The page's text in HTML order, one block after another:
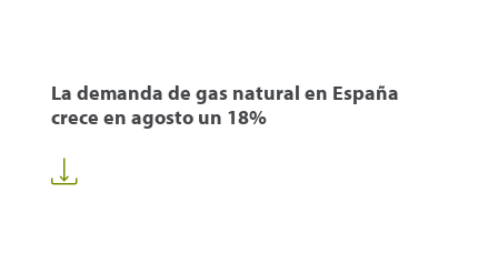
La demanda de gas natural en España
crece en agosto un 18%